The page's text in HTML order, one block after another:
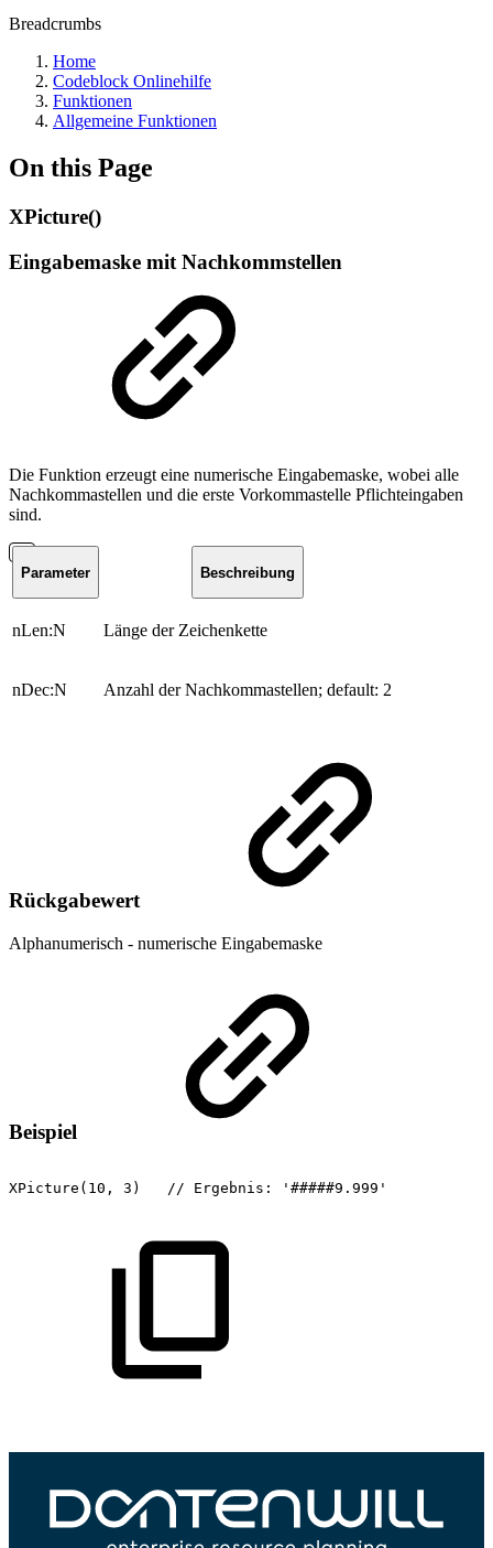
Breadcrumbs
Home
Codeblock Onlinehilfe
Funktionen
Allgemeine Funktionen
On this Page
XPicture()
Eingabemaske mit Nachkommstellen
Die Funktion erzeugt eine numerische Eingabemaske, wobei alle
Nachkommastellen und die erste Vorkommastelle Pflichteingaben
sind.
Parameter Beschreibung
nLen:N Länge der Zeichenkette
nDec:N Anzahl der Nachkommastellen; default: 2
Rückgabewert
Alphanumerisch - numerische Eingabemaske
Beispiel
XPicture(10, 3) // Ergebnis: '#####9.999'